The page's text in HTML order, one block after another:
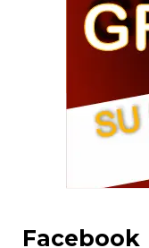
Facebook